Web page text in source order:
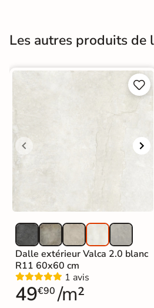
Terre
mural
intérieur
DIMENSION
Carrelage
hexagonal
Carrelage très
grand format
Les autres produits de


Dalle extérieur Valca 2.0 blanc
R11 60x60 cm
1 avis
49€90 /m²